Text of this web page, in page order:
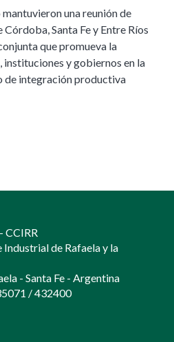
una reunión de
Santa Fe y Entre Ríos
que promueva la
y gobiernos en la
de integración productiva
CCIRR
de Rafaela y la
- Santa Fe - Argentina
/432400